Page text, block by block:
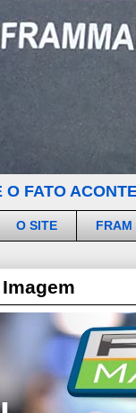
FATO
O SITE FRAM